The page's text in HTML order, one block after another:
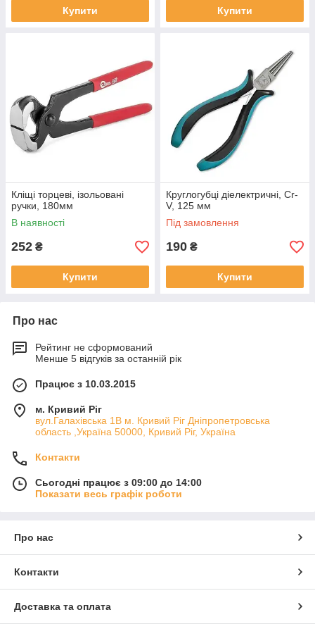
Купити Купити
Кліщі торцеві, ізольовані
ручки, 180мм
В наявності
252 ₴
Купити
Круглогубці діелектричні, Cr-
V, 125 мм
Під замовлення
190 ₴
Купити
Про нас
Рейтинг не сформований
Менше 5 відгуків за останній рік
Працює з 10.03.2015
м. Кривий Ріг
вул.Галахівська 1В м. Кривий Ріг Дніпропетровська
область ,Україна 50000, Кривий Ріг, Україна
Контакти
Сьогодні працює з 09:00 до 14:00
Показати весь графік роботи
Про нас
Контакти
Доставка та оплата